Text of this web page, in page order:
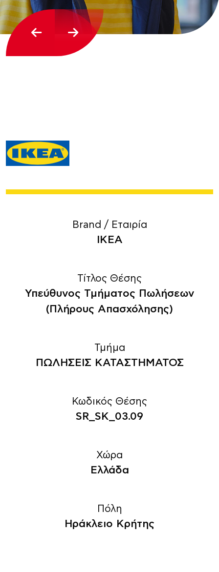
Brand / Εταιρία
IKEA
Τίτλος Θέσης
Υπεύθυνος Τμήματος Πωλήσεων
(Πλήρους Απασχόλησης)
Τμήμα
ΠΩΛΗΣΕΙΣ ΚΑΤΑΣΤΗΜΑΤΟΣ
Κωδικός Θέσης
SR_SK_03.09
Χώρα
Ελλάδα
Πόλη
Ηράκλειο Κρήτης